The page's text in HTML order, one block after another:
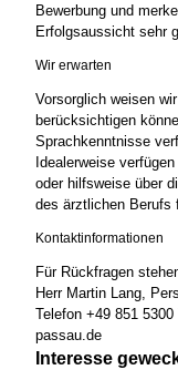
Bewerbung und
Erfolgsaussicht sehr
Wir erwarten
Vorsorglich weisen
berücksichtigen
Sprachkenntnisse
Idealerweise
oder hilfsweise über
des ärztlichen Berufs
Kontaktinformationen
Für Rückfragen
Herr Martin Lang,
Telefon +49 851
passau.de
Interesse